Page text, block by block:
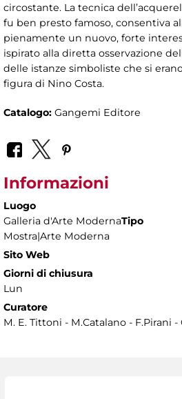
circostante. La tecnica
fu ben presto famoso, consentiva
pienamente un nuovo, forte
ispirato alla diretta osservazione
delle istanze simboliste che si
figura di Nino Costa.
Catalogo: Gangemi Editore
Informazioni
Luogo
Galleria d'Arte ModernaTipo
Mostra|Arte Moderna
Sito Web
Giorni di chiusura
Lun
Curatore
M. E. Tittoni - M.Catalano - F.Pirani -